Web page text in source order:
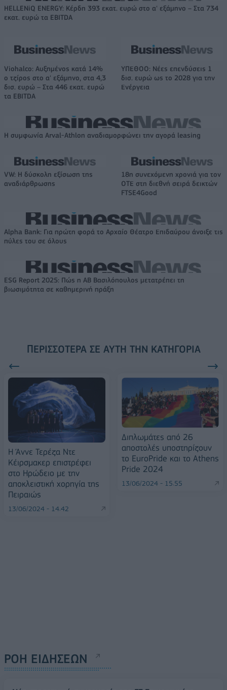
HELLENiQ ENERGY: Κέρδη 393 εκατ. ευρώ στο α' εξάμηνο – Στα 734
εκατ. ευρώ τα EBITDA
Viohalco: Αυξημένος κατά 14%
ο τζίρος στο α' εξάμηνο, στα 4,3
δισ. ευρώ – Στα 446 εκατ. ευρώ
τα EBITDA
ΥΠΕΘΟΟ: Νέες επενδύσεις 1
δισ. ευρώ ως το 2028 για την
Ενέργεια
Η συμφωνία Arval-Athlon αναδιαμορφώνει την αγορά leasing
VW: Η δύσκολη εξίσωση της
αναδιάρθρωσης
18η συνεχόμενη χρονιά για τον
ΟΤΕ στη διεθνή σειρά δεικτών
FTSE4Good
Alpha Bank: Για πρώτη φορά το Αρχαίο Θέατρο Επιδαύρου άνοιξε τις
πύλες του σε όλους
ESG Report 2025: Πώς η ΑΒ Βασιλόπουλος μετατρέπει τη
βιωσιμότητα σε καθημερινή πράξη
ΠΕΡΙΣΣΌΤΕΡΑ ΣΕ ΑΥΤΉ ΤΗΝ ΚΑΤΗΓΟΡΊΑ
Η Άννε Τερέζα Ντε
Κέιρσμακερ επιστρέφει
στο Ηρώδειο με την
αποκλειστική χορηγία της
Πειραιώς
13/06/2024 - 14:42
Διπλωμάτες από 26
αποστολές υποστηρίζουν
το EuroPride και τo Athens
Pride 2024
13/06/2024 - 15:55
ΡΟΗ ΕΙΔΗΣΕΩΝ